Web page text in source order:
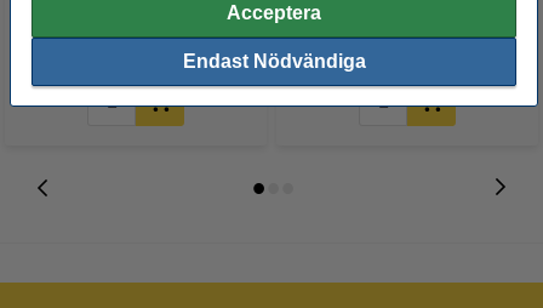
Acceptera
Endast Nödvändiga